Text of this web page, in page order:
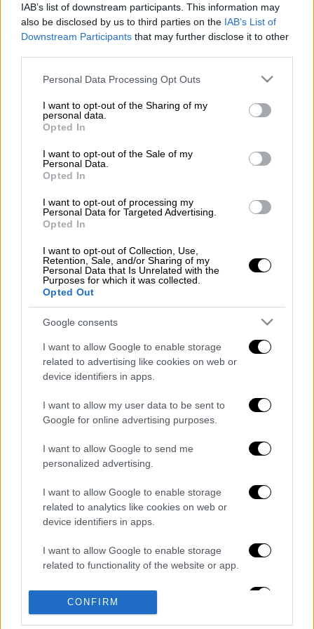
IAB’s list of downstream participants. This information may
also be disclosed by us to third parties on the IAB’s List of
Downstream Participants that may further disclose it to other
Please note that this website/app uses one or more Google
not limited to your visit or usage behaviour. You may click to
grant or deny consent to Google and its third-party tags to
use your data for below specified purposes in below Google
consent section.
Personal Data Processing Opt Outs
I want to opt-out of the Sharing of my
personal data.
Opted In
I want to opt-out of the Sale of my
Personal Data.
Opted In
I want to opt-out of processing my
Personal Data for Targeted Advertising.
Opted In
I want to opt-out of Collection, Use,
Retention, Sale, and/or Sharing of my
Personal Data that Is Unrelated with the
Purposes for which it was collected.
Opted Out
Google consents
I want to allow Google to enable storage
related to advertising like cookies on web or
device identifiers in apps.
I want to allow my user data to be sent to
Google for online advertising purposes.
I want to allow Google to send me
personalized advertising.
I want to allow Google to enable storage
related to analytics like cookies on web or
device identifiers in apps.
I want to allow Google to enable storage
related to functionality of the website or app.
I want to allow Google to enable storage
related to personalization.
CONFIRM
Εθνικός Οργανισμός Φαρμάκων καλεί τους
έκδοσης αποδείξεων παροχής υπηρεσιών
(ΑΠΥ), διάρκειας δύο ετών με σκοπό την
κάλυψη των αναγκών σε προσωπικό.
Διαβάστε περισσότερα στο proson.gr
Τα σχολιά σας δημοσιεύονται άμεσα με δική σας ευθύνη. Το
ΕΘΝΟΣ θα παρεμβαίνει και τα προσβλητικά σχόλια θα
διαγράφονται
Διαβάστε ακόμη
Επιστήμονες ανακάλυψαν τον τέταρτο
γνωστό τύπο μεταδοτικού καρκίνου στον
Μουντιάλ 2026: «Θα ανατινάξω τον Μέσι με
τέσσερις βόμβες» - Οι τρομοκρατικές
απειλές που ερεύνησε το FBI
Φρίκη στην Κρήτη: Τουρίστας μπήκε σε
ανήλικο κορίτσι για να ασελγήσει πάνω του
Marfin: «Δεν έχω καμία σχέση με την